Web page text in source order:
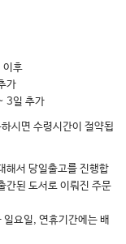
Childbirth
이후
가
3일 추가
시면 수령시간이 절약됩
해서 당일출고를 진행합
간된 도서로 이뤄진 주문
요일, 연휴기간에는 배